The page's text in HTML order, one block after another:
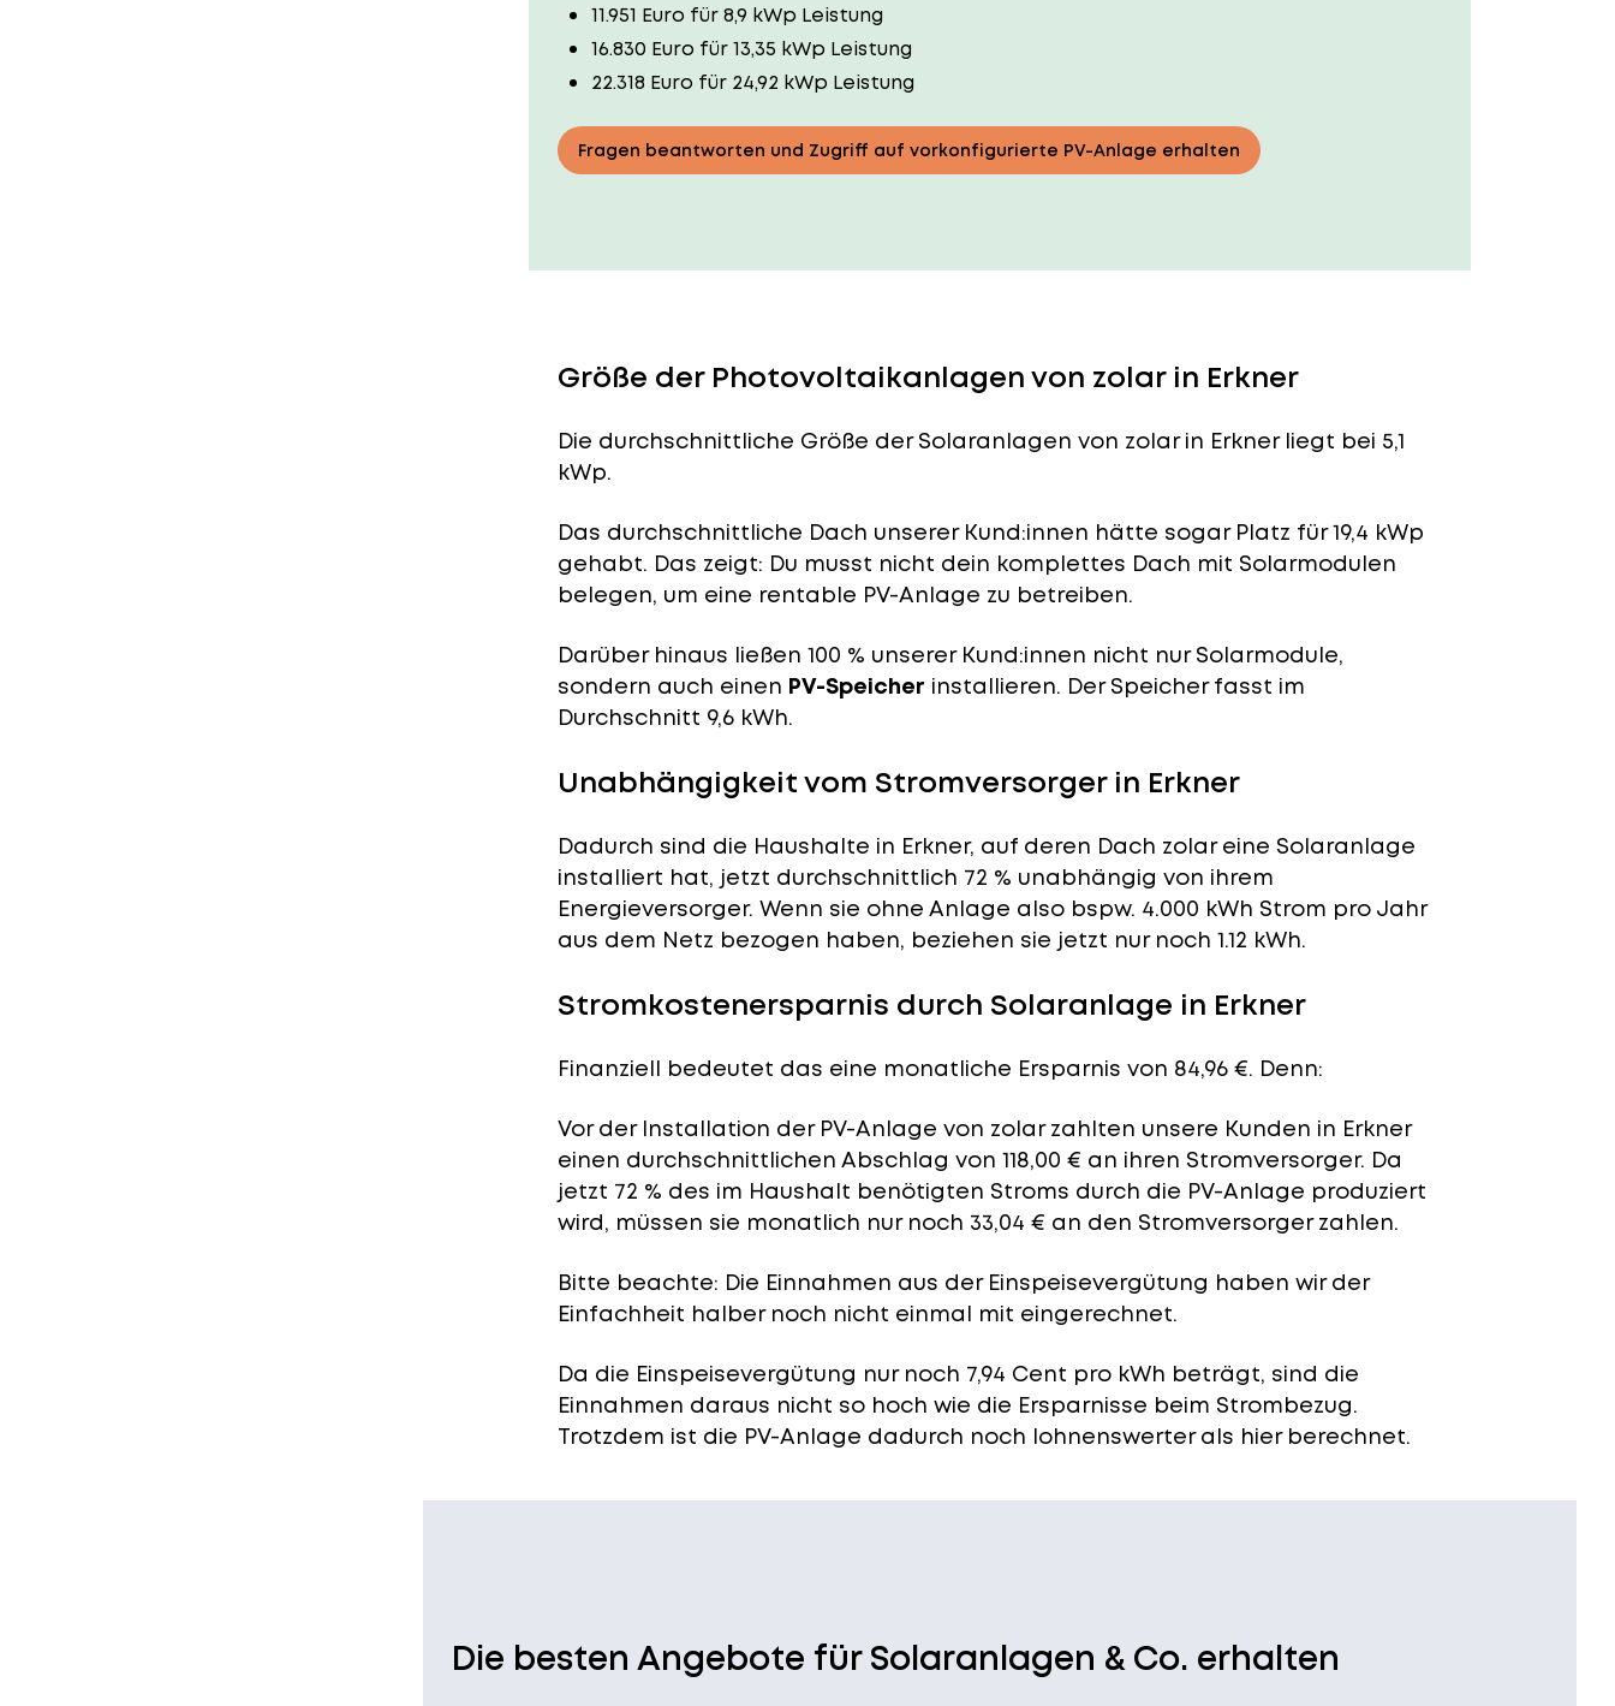
11.951 Euro für 8,9 kWp Leistung
16.830 Euro für 13,35 kWp Leistung
22.318 Euro für 24,92 kWp Leistung
Fragen beantworten und Zugriff auf vorkonfigurierte PV-Anlage erhalten
Größe der Photovoltaikanlagen von zolar in Erkner
Die durchschnittliche Größe der Solaranlagen von zolar in Erkner liegt bei 5,1
kWp.
Das durchschnittliche Dach unserer Kund:innen hätte sogar Platz für 19,4 kWp
gehabt. Das zeigt: Du musst nicht dein komplettes Dach mit Solarmodulen
belegen, um eine rentable PV-Anlage zu betreiben.
Darüber hinaus ließen 100 % unserer Kund:innen nicht nur Solarmodule,
sondern auch einen PV-Speicher installieren. Der Speicher fasst im
Durchschnitt 9,6 kWh.
Unabhängigkeit vom Stromversorger in Erkner
Dadurch sind die Haushalte in Erkner, auf deren Dach zolar eine Solaranlage
installiert hat, jetzt durchschnittlich 72 % unabhängig von ihrem
Energieversorger. Wenn sie ohne Anlage also bspw. 4.000 kWh Strom pro Jahr
aus dem Netz bezogen haben, beziehen sie jetzt nur noch 1.12 kWh.
Stromkostenersparnis durch Solaranlage in Erkner
Finanziell bedeutet das eine monatliche Ersparnis von 84,96 €. Denn:
Vor der Installation der PV-Anlage von zolar zahlten unsere Kunden in Erkner
einen durchschnittlichen Abschlag von 118,00 € an ihren Stromversorger. Da
jetzt 72 % des im Haushalt benötigten Stroms durch die PV-Anlage produziert
wird, müssen sie monatlich nur noch 33,04 € an den Stromversorger zahlen.
Bitte beachte: Die Einnahmen aus der Einspeisevergütung haben wir der
Einfachheit halber noch nicht einmal mit eingerechnet.
Da die Einspeisevergütung nur noch 7,94 Cent pro kWh beträgt, sind die
Einnahmen daraus nicht so hoch wie die Ersparnisse beim Strombezug.
Trotzdem ist die PV-Anlage dadurch noch lohnenswerter als hier berechnet.
Die besten Angebote für Solaranlagen & Co. erhalten